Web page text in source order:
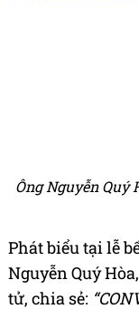
Ông Nguyễn Quý
Phát biểu tại lễ
Nguyễn Quý
tử, chia sẻ: